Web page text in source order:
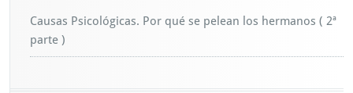
Causas Psicológicas. Por qué se pelean los hermanos ( 2ª
parte )